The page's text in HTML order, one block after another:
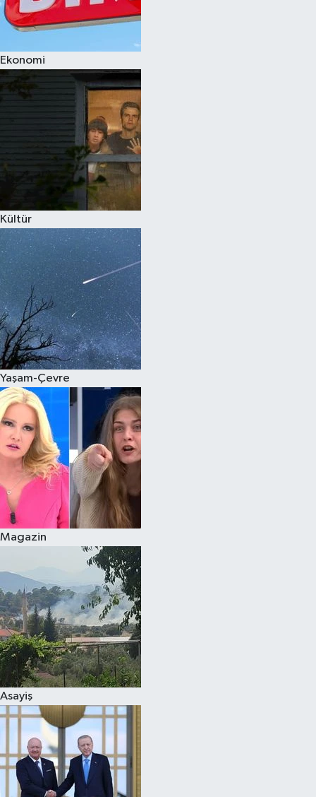
Ekonomi
Kültür
Yaşam-Çevre
Magazin
Asayiş
Spor
Burç Yorumları
Çocuk
Eğitim
Hava Durumu
Kadın
Kim kimdir?
Kültür Sanat
Sağlık
Siyaset
Teknoloji
Televizyon
Yaşam-Çevre